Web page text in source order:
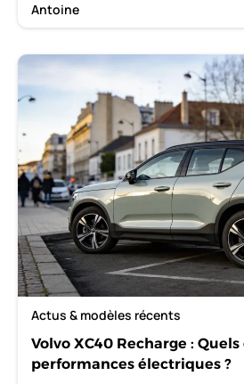
Antoine
Actus & modèles récents
Volvo XC40 Recharge :
performances électriques ?